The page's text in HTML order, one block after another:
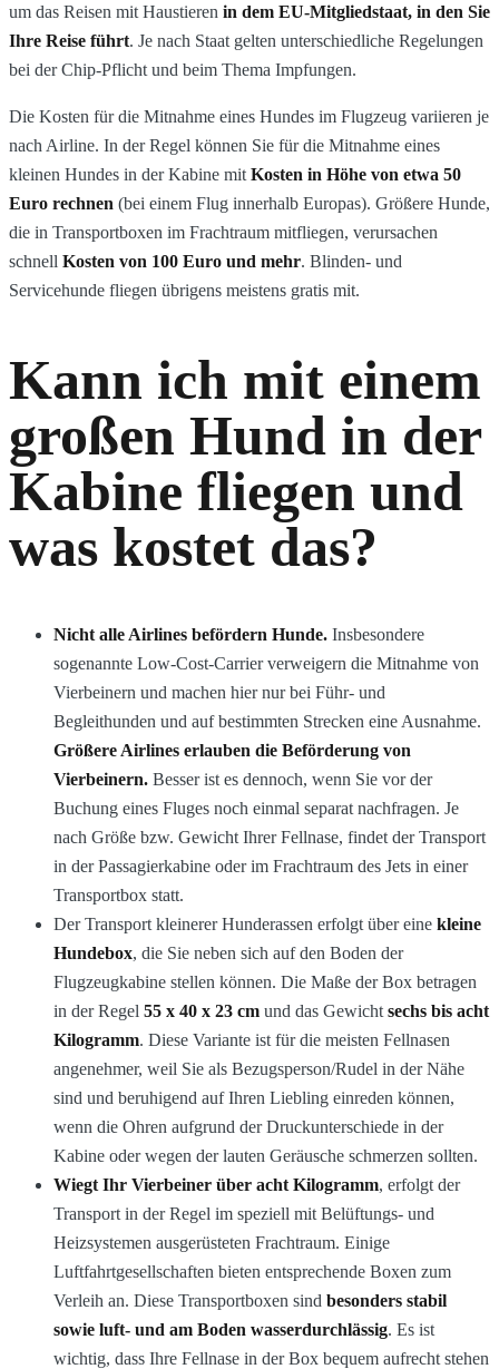
um das Reisen mit Haustieren in dem EU-Mitgliedstaat, in den Sie
Ihre Reise führt. Je nach Staat gelten unterschiedliche Regelungen
bei der Chip-Pflicht und beim Thema Impfungen.
Die Kosten für die Mitnahme eines Hundes im Flugzeug variieren je
nach Airline. In der Regel können Sie für die Mitnahme eines
kleinen Hundes in der Kabine mit Kosten in Höhe von etwa 50
Euro rechnen (bei einem Flug innerhalb Europas). Größere Hunde,
die in Transportboxen im Frachtraum mitfliegen, verursachen
schnell Kosten von 100 Euro und mehr. Blinden- und
Servicehunde fliegen übrigens meistens gratis mit.
Kann ich mit einem
großen Hund in der
Kabine fliegen und
was kostet das?
Nicht alle Airlines befördern Hunde. Insbesondere
sogenannte Low-Cost-Carrier verweigern die Mitnahme von
Vierbeinern und machen hier nur bei Führ- und
Begleithunden und auf bestimmten Strecken eine Ausnahme.
Größere Airlines erlauben die Beförderung von
Vierbeinern. Besser ist es dennoch, wenn Sie vor der
Buchung eines Fluges noch einmal separat nachfragen. Je
nach Größe bzw. Gewicht Ihrer Fellnase, findet der Transport
in der Passagierkabine oder im Frachtraum des Jets in einer
Transportbox statt.
Der Transport kleinerer Hunderassen erfolgt über eine kleine
Hundebox, die Sie neben sich auf den Boden der
Flugzeugkabine stellen können. Die Maße der Box betragen
in der Regel 55 x 40 x 23 cm und das Gewicht sechs bis acht
Kilogramm. Diese Variante ist für die meisten Fellnasen
angenehmer, weil Sie als Bezugsperson/Rudel in der Nähe
sind und beruhigend auf Ihren Liebling einreden können,
wenn die Ohren aufgrund der Druckunterschiede in der
Kabine oder wegen der lauten Geräusche schmerzen sollten.
Wiegt Ihr Vierbeiner über acht Kilogramm, erfolgt der
Transport in der Regel im speziell mit Belüftungs- und
Heizsystemen ausgerüsteten Frachtraum. Einige
Luftfahrtgesellschaften bieten entsprechende Boxen zum
Verleih an. Diese Transportboxen sind besonders stabil
sowie luft- und am Boden wasserdurchlässig. Es ist
wichtig, dass Ihre Fellnase in der Box bequem aufrecht stehen